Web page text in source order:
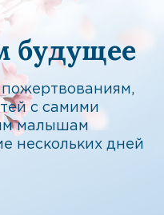
будущее
с самими
малышам
нескольких дней